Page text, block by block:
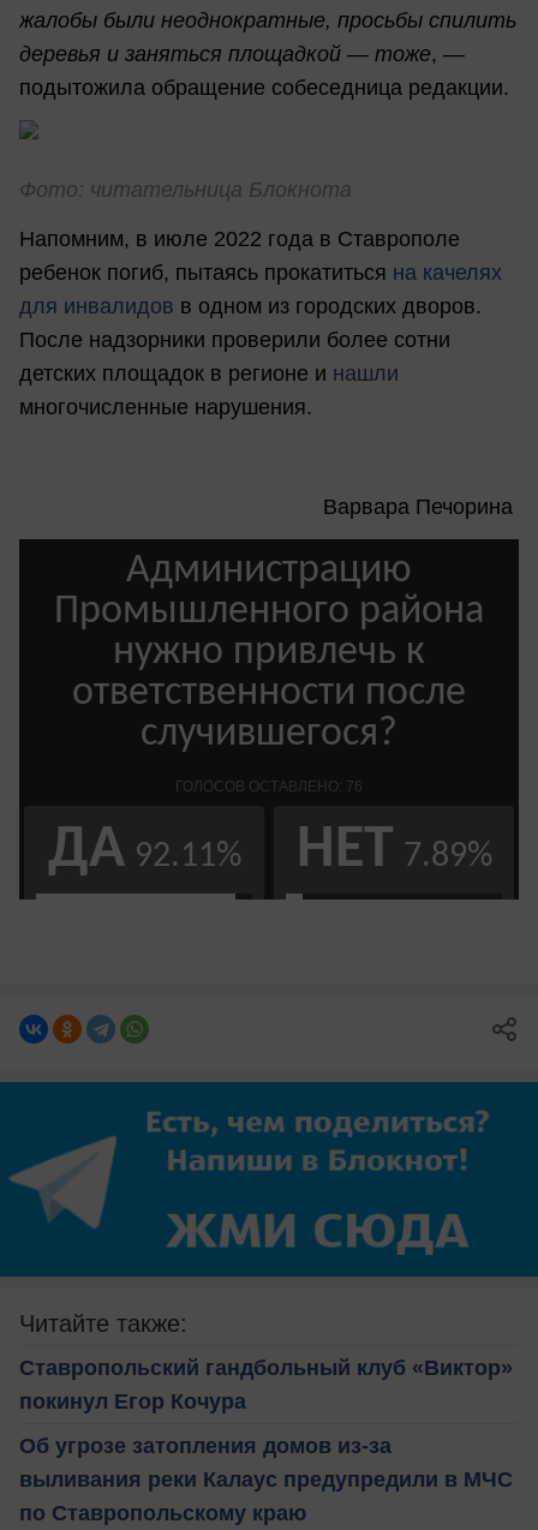
жалобы были неоднократные, просьбы спилить
деревья и заняться площадкой — тоже, —
подытожила обращение собеседница редакции.
Фото: читательница Блокнота
Напомним, в июле 2022 года в Ставрополе
ребенок погиб, пытаясь прокатиться на качелях
для инвалидов в одном из городских дворов.
После надзорники проверили более сотни
детских площадок в регионе и нашли
многочисленные нарушения.
Варвара Печорина
Читайте также:
Ставропольский гандбольный клуб «Виктор»
покинул Егор Кочура
Об угрозе затопления домов из-за
выливания реки Калаус предупредили в МЧС
по Ставропольскому краю